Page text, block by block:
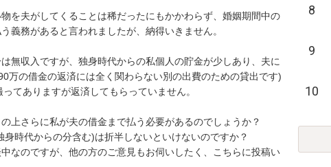
を夫がしてくることは稀だったにもかかわらず、婚姻期間中の
義務があると言われましたが、納得いきません。
無収入ですが、独身時代からの私個人の貯金が少しあり、夫に
万の借金の返済には全く関わらない別の出費のための貸出です)
てありますが返済してもらっていません。
上さらに私が夫の借金まで払う必要があるのでしょうか？
時代からの分含む)は折半しないといけないのですか？
なのですが、他の方のご意見もお伺いしたく、こちらに投稿い
8
9
10